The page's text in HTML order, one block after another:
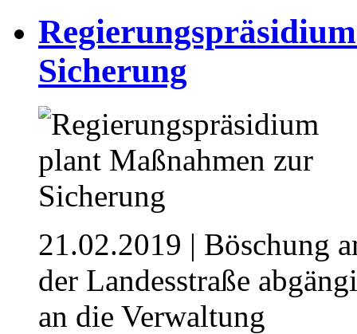
Sicherung
21.02.2019 | Böschung
der Landesstraße
an die Verwaltung